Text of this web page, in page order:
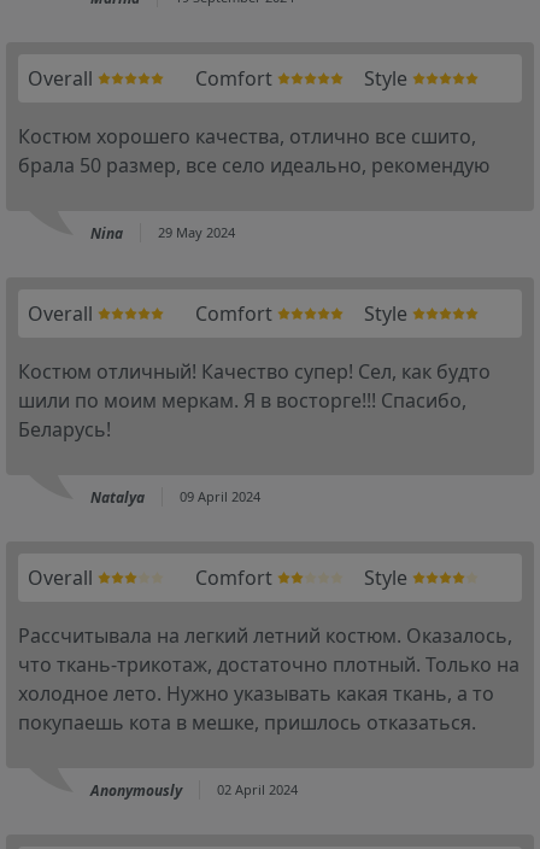
Overall Comfort Style
Костюм хорошего качества, отлично все сшито,
брала 50 размер, все село идеально, рекомендую
Nina 29 May 2024
Overall Comfort Style
Костюм отличный! Качество супер! Сел, как будто
шили по моим меркам. Я в восторге!!! Спасибо,
Беларусь!
Natalya 09 April 2024
Overall Comfort Style
Рассчитывала на легкий летний костюм. Оказалось,
что ткань-трикотаж, достаточно плотный. Только на
холодное лето. Нужно указывать какая ткань, а то
покупаешь кота в мешке, пришлось отказаться.
Anonymously 02 April 2024